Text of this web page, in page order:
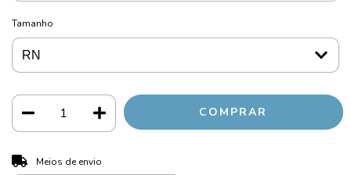
Tamanho
Entregas para o CEP:
Meios de envio